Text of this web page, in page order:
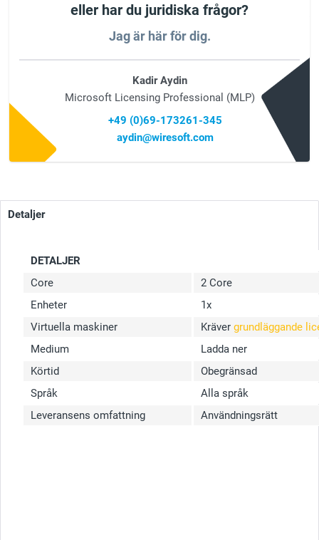
eller har du juridiska frågor?
Jag är här för dig.
Kadir Aydin
Microsoft Licensing Professional (MLP)
+49 (0)69-173261-345
aydin@wiresoft.com
Detaljer
DETALJER
Core
2 Core
Enheter
1x
Virtuella maskiner
Kräver grundläggande
Medium
Ladda ner
Körtid
Obegränsad
Språk
Alla språk
Leveransens omfattning
Användningsrätt